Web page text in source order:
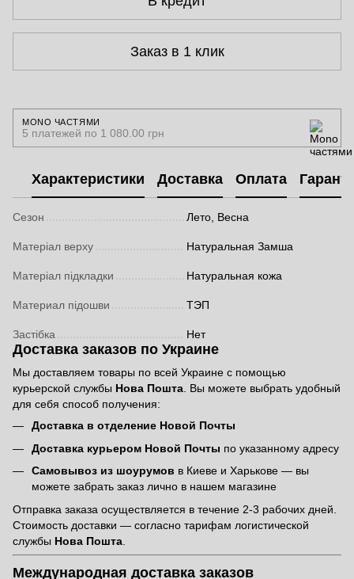
Заказ в 1 клик
MONO ЧАСТЯМИ
5 платежей по 1 080.00 грн
Характеристики Доставка Оплата
Сезон Лето, Весна
Матеріал верху Натуральная Замша
Матеріал підкладки Натуральная кожа
Материал підошви ТЭП
Застібка Нет
Доставка заказов по Украине
Мы доставляем товары по всей Украине с помощью
курьерской службы Нова Пошта. Вы можете выбрать удобный
для себя способ получения:
Доставка в отделение Новой Почты
Доставка курьером Новой Почты по указанному адресу
Самовывоз из шоурумов в Киеве и Харькове — вы
можете забрать заказ лично в нашем магазине
Отправка заказа осуществляется в течение 2-3 рабочих дней.
Стоимость доставки — согласно тарифам логистической
службы Нова Пошта
Международная доставка заказов